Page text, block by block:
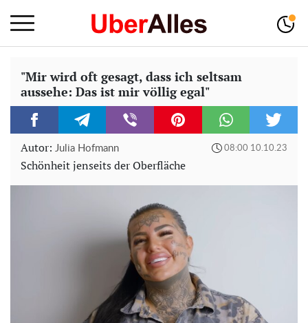
"Mir wird oft gesagt, dass ich seltsam
aussehe: Das ist mir völlig egal"
Autor: Julia Hofmann 08:00 10.10.23
Schönheit jenseits der Oberfläche